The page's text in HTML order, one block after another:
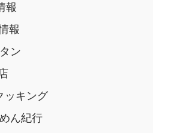
報
報
ン
ッキング
ん紀行